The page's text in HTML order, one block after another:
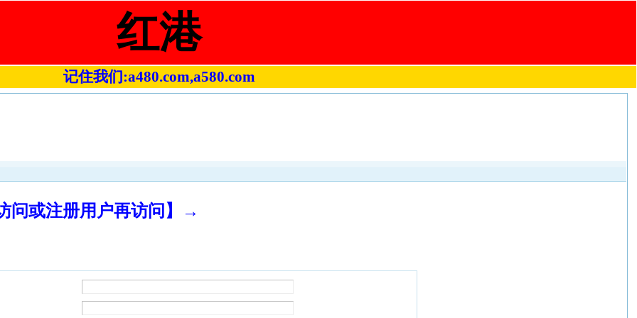
红港
记住我们:a480.com,a580.com
问或注册用户再访问】→